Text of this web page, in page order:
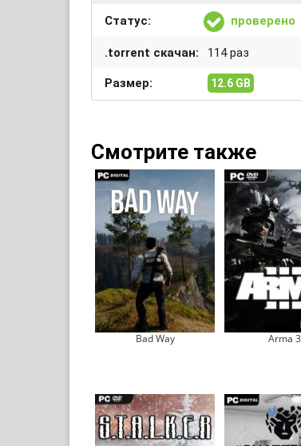
Статус: проверено
.torrent скачан: 114 раз
Размер: 12.6 GB
Смотрите также
Bad Way Arma 3